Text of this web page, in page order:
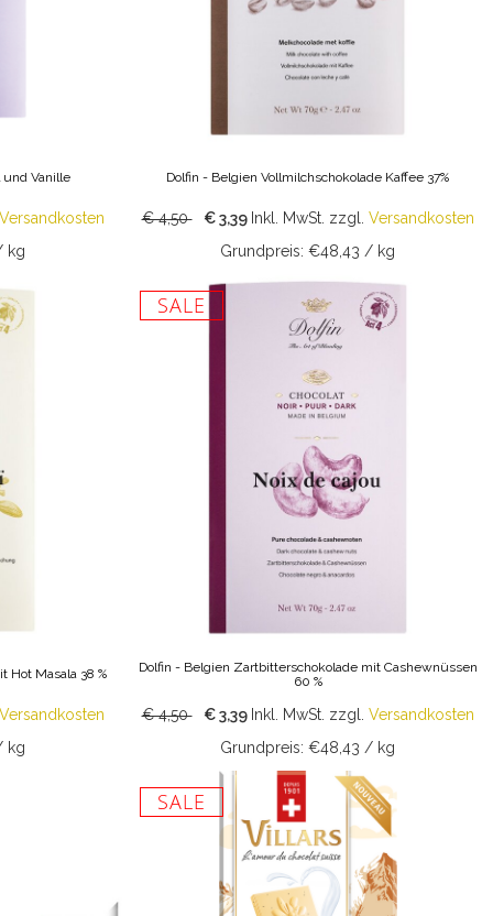
und Vanille
kg
Dolfin - Belgien Vollmilchschokolade Kaffee 37%
€ 4,50 € 3,39 Inkl. MwSt. zzgl. Versandkosten
Grundpreis: €48,43 / kg
Hot Masala 38 %
kg
SALE
Dolfin - Belgien Zartbitterschokolade mit Cashewnüssen
60 %
€ 4,50 € 3,39 Inkl. MwSt. zzgl. Versandkosten
Grundpreis: €48,43 / kg
SALE